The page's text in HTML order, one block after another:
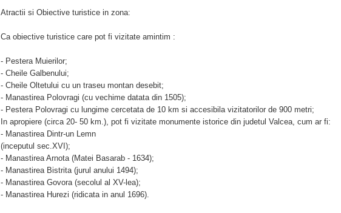
Atractii si Obiective turistice in zona:
Ca obiective turistice care pot fi vizitate amintim :
- Pestera Muierilor;
- Cheile Galbenului;
- Cheile Oltetului cu un traseu montan desebit;
- Manastirea Polovragi (cu vechime datata din 1505);
- Pestera Polovragi cu lungime cercetata de 10 km si accesibila vizitatorilor de 900 metri;
In apropiere (circa 20- 50 km.), pot fi vizitate monumente istorice din judetul Valcea, cum ar fi:
- Manastirea Dintr-un Lemn
(inceputul sec.XVI);
- Manastirea Arnota (Matei Basarab - 1634);
- Manastirea Bistrita (jurul anului 1494);
- Manastirea Govora (secolul al XV-lea);
- Manastirea Hurezi (ridicata in anul 1696).